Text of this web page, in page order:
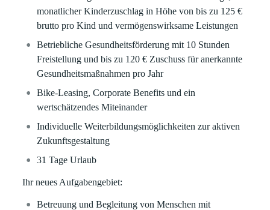
monatlicher Kinderzuschlag in Höhe von bis zu 125 €
brutto pro Kind und vermögenswirksame Leistungen
Betriebliche Gesundheitsförderung mit 10 Stunden
Freistellung und bis zu 120 € Zuschuss für anerkannte
Gesundheitsmaßnahmen pro Jahr
Bike-Leasing, Corporate Benefits und ein
wertschätzendes Miteinander
Individuelle Weiterbildungsmöglichkeiten zur aktiven
Zukunftsgestaltung
31 Tage Urlaub
Ihr neues Aufgabengebiet:
Betreuung und Begleitung von Menschen mit